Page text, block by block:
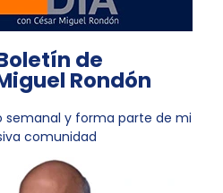
de
Rondón
semanal y forma parte de mi
comunidad